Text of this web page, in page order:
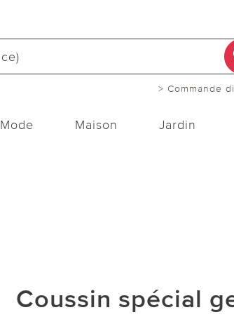
> Commande
Mode Maison Jardin
Coussin spécial